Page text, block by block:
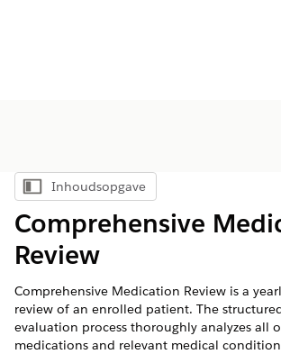
Inhoudsopgave weergeven
Inhoudsopgave
Comprehensive
Review
Comprehensive Medication Review is a
review of an enrolled patient. The
evaluation process thoroughly analyzes all
medications and relevant medical